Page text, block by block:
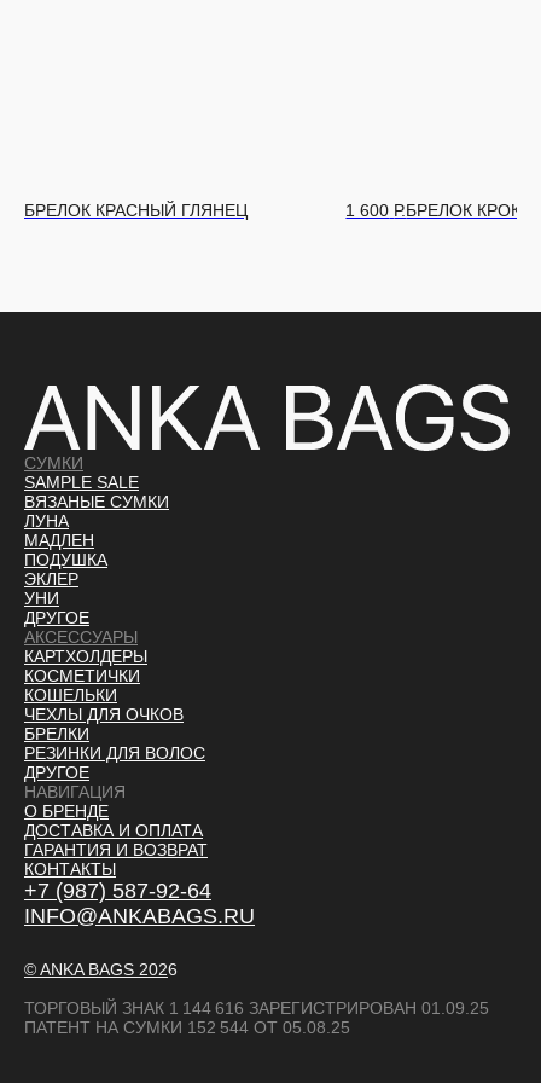
БРЕЛОК КРАСНЫЙ ГЛЯНЕЦ 1 600 Р.БРЕЛОК КРОКО
СУМКИ
SAMPLE SALE
ВЯЗАНЫЕ СУМКИ
ЛУНА
МАДЛЕН
ПОДУШКА
ЭКЛЕР
УНИ
ДРУГОЕ
АКСЕССУАРЫ
КАРТХОЛДЕРЫ
КОСМЕТИЧКИ
КОШЕЛЬКИ
ЧЕХЛЫ ДЛЯ ОЧКОВ
БРЕЛКИ
РЕЗИНКИ ДЛЯ ВОЛОС
ДРУГОЕ
НАВИГАЦИЯ
О БРЕНДЕ
ДОСТАВКА И ОПЛАТА
ГАРАНТИЯ И ВОЗВРАТ
КОНТАКТЫ
+7 (987) 587-92-64
INFO@ANKABAGS.RU
© ANKA BAGS 2026
ТОРГОВЫЙ ЗНАК 1 144 616 ЗАРЕГИСТРИРОВАН 01.09.25
ПАТЕНТ НА СУМКИ 152 544 ОТ 05.08.25